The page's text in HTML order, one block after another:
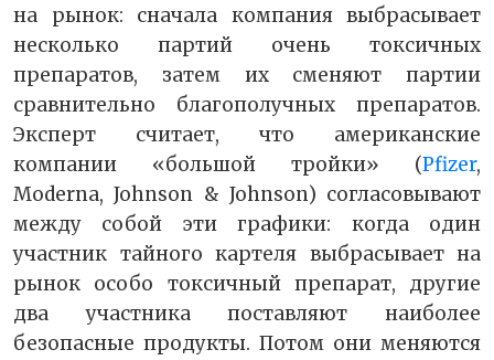
на рынок: сначала компания выбрасывает
несколько партий очень токсичных
препаратов, затем их сменяют партии
сравнительно благополучных препаратов.
Эксперт считает, что американские
компании «большой тройки» (Pfizer,
Moderna, Johnson & Johnson) согласовывают
между собой эти графики: когда один
участник тайного картеля выбрасывает на
рынок особо токсичный препарат, другие
два участника поставляют наиболее
безопасные продукты. Потом они меняются